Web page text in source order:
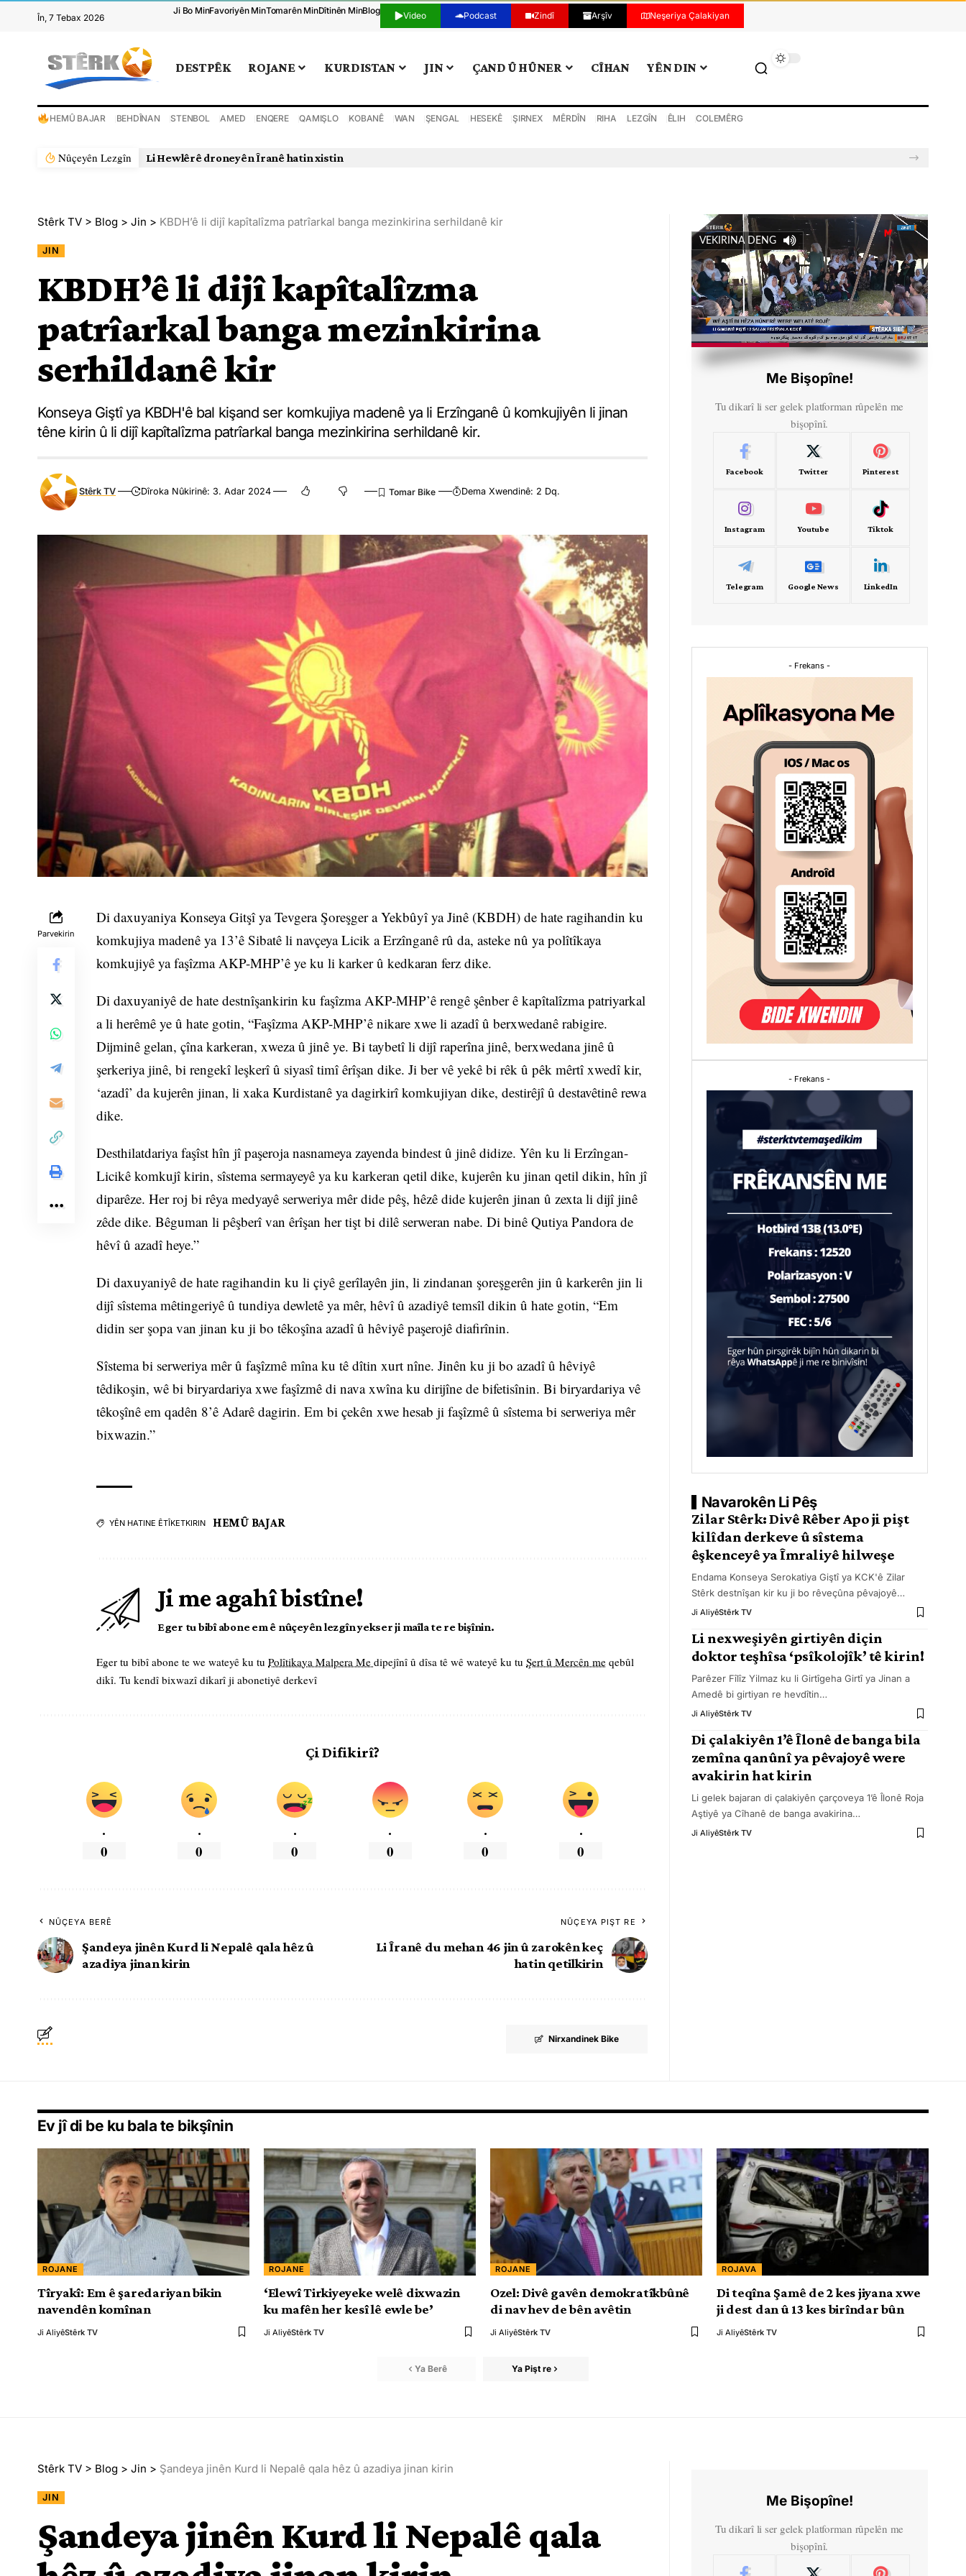
În, 7 Tebax 2026
Ji Bo MinFavoriyên MinTomarên MinDîtinên MinBlog Video Podcast Zindî Arşîv Neşeriya Çalakiyan
DESTPÊK ROJANE KURDISTAN JIN ÇAND Û HÛNER CÎHAN YÊN DIN
HEMÛ BAJAR BEHDÎNAN STENBOL AMED ENQERE QAMIŞLO KOBANÊ WAN ŞENGAL HESEKÊ ŞIRNEX MÊRDÎN RIHA LEZGÎN ÊLIH COLEMÊRG
Nûçeyên Lezgîn Li Hewlêrê droneyên Îranê hatin xistin
Stêrk TV > Blog > Jin > KBDH’ê li dijî kapîtalîzma patrîarkal banga mezinkirina serhildanê kir
JIN
KBDH’ê li dijî kapîtalîzma
patrîarkal banga mezinkirina
serhildanê kir
Konseya Giştî ya KBDH'ê bal kişand ser komkujiya madenê ya li Erzînganê û komkujiyên li jinan
têne kirin û li dijî kapîtalîzma patrîarkal banga mezinkirina serhildanê kir.
Stêrk TV Dîroka Nûkirinê: 3. Adar 2024 Dema Xwendinê: 2 Dq.
Parvekirin
Di daxuyaniya Konseya Gitşî ya Tevgera Şoreşger a Yekbûyî ya Jinê (KBDH) de hate ragihandin ku
komkujiya madenê ya 13’ê Sibatê li navçeya Licik a Erzînganê rû da, asteke nû ya polîtîkaya
komkujiyê ya faşîzma AKP-MHP’ê ye ku li karker û kedkaran ferz dike.
Di daxuyaniyê de hate destnîşankirin ku faşîzma AKP-MHP’ê rengê şênber ê kapîtalîzma patriyarkal
a li herêmê ye û hate gotin, “Faşîzma AKP-MHP’ê nikare xwe li azadî û berxwedanê rabigire.
Dijminê gelan, çîna karkeran, xweza û jinê ye. Bi taybetî li dijî raperîna jinê, berxwedana jinê û
şerkeriya jinê, bi rengekî leşkerî û siyasî timî êrîşan dike. Ji ber vê yekê bi rêk û pêk mêrtî xwedî kir,
‘azadî’ da kujerên jinan, li xaka Kurdistanê ya dagirkirî komkujiyan dike, destirêjî û destavêtinê rewa
dike.
Desthilatdariya faşîst hîn jî paşeroja nasnameya zayenda bindest û jinê didize. Yên ku li Erzîngan-
Licikê komkujî kirin, sîstema sermayeyê ya ku karkeran qetil dike, kujerên ku jinan qetil dikin, hîn jî
diparêze. Her roj bi rêya medyayê serweriya mêr dide pêş, hêzê dide kujerên jinan û zexta li dijî jinê
zêde dike. Bêguman li pêşberî van êrîşan her tişt bi dilê serweran nabe. Di binê Qutiya Pandora de
hêvî û azadî heye.”
Di daxuyaniyê de hate ragihandin ku li çiyê gerîlayên jin, li zindanan şoreşgerên jin û karkerên jin li
dijî sîstema mêtingeriyê û tundiya dewletê ya mêr, hêvî û azadiyê temsîl dikin û hate gotin, “Em
didin ser şopa van jinan ku ji bo têkoşîna azadî û hêviyê paşerojê diafirînin.
Sîstema bi serweriya mêr û faşîzmê mîna ku tê dîtin xurt nîne. Jinên ku ji bo azadî û hêviyê
têdikoşin, wê bi biryardariya xwe faşîzmê di nava xwîna ku dirijîne de bifetisînin. Bi biryardariya vê
têkoşînê em qadên 8’ê Adarê dagirin. Em bi çekên xwe hesab ji faşîzmê û sîstema bi serweriya mêr
bixwazin.”
YÊN HATINE ÊTÎKETKIRIN HEMÛ BAJAR
Ji me agahî bistîne!
Eger tu bibî abone em ê nûçeyên lezgîn yekser ji maîla te re bişînin.
Eger tu bibî abone te we wateyê ku tu Polîtikaya Malpera Me dipejînî û dîsa tê wê wateyê ku tu Şert û Mercên me qebûl
dikî. Tu kendî bixwazî dikarî ji abonetiyê derkevî
Çi Difikirî?
.
0
.
0
.
0
.
0
.
0
.
0
NÛÇEYA BERÊ
Şandeya jinên Kurd li Nepalê qala hêz û
azadiya jinan kirin
NÛÇEYA PIŞT RE
Li Îranê du mehan 46 jin û zarokên keç
hatin qetilkirin
Nirxandinek Bike
VEKIRINA DENG
Me Bişopîne!
Tu dikarî li ser gelek platforman rûpelên me
bişopînî.
Facebook Twitter Pinterest
Instagram Youtube Tiktok
Telegram Google News LinkedIn
- Frekans -
- Frekans -
Navarokên Li Pêş
Zilar Stêrk: Divê Rêber Apo ji pişt
kilîdan derkeve û sîstema
êşkenceyê ya Îmraliyê hilweşe
Endama Konseya Serokatiya Giştî ya KCK'ê Zilar
Stêrk destnîşan kir ku ji bo rêveçûna pêvajoyê…
Ji AliyêStêrk TV
Li nexweşiyên girtiyên diçin
doktor teşhîsa ‘psîkolojîk’ tê kirin!
Parêzer Fîlîz Yilmaz ku li Girtîgeha Girtî ya Jinan a
Amedê bi girtiyan re hevdîtin…
Ji AliyêStêrk TV
Di çalakiyên 1’ê Îlonê de banga bila
zemîna qanûnî ya pêvajoyê were
avakirin hat kirin
Li gelek bajaran di çalakiyên çarçoveya 1’ê Îlonê Roja
Aştiyê ya Cîhanê de banga avakirina…
Ji AliyêStêrk TV
Ev jî di be ku bala te bikşînin
ROJANE
Tîryakî: Em ê şaredariyan bikin
navendên komînan
Ji AliyêStêrk TV
ROJANE
‘Elewî Tirkiyeyeke welê dixwazin
ku mafên her kesî lê ewle be’
Ji AliyêStêrk TV
ROJANE
Ozel: Divê gavên demokratîkbûnê
di nav hev de bên avêtin
Ji AliyêStêrk TV
ROJAVA
Di teqîna Şamê de 2 kes jiyana xwe
ji dest dan û 13 kes birîndar bûn
Ji AliyêStêrk TV
Ya Berê Ya Pişt re
Stêrk TV > Blog > Jin > Şandeya jinên Kurd li Nepalê qala hêz û azadiya jinan kirin
JIN
Şandeya jinên Kurd li Nepalê qala
Me Bişopîne!
Tu dikarî li ser gelek platforman rûpelên me
bişopînî.